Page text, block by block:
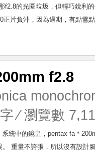
f2.8的光圈垃圾，但輕巧銳利
正片負沖，因為過期，有點雪
f2.8
⁄ 瀏覽數
統中的鏡皇，pentax fa＊
。 重量不誇張，所以沒有設計